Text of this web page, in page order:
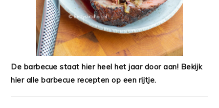
De barbecue staat hier heel het jaar door aan! Bekijk
hier alle barbecue recepten op een rijtje.